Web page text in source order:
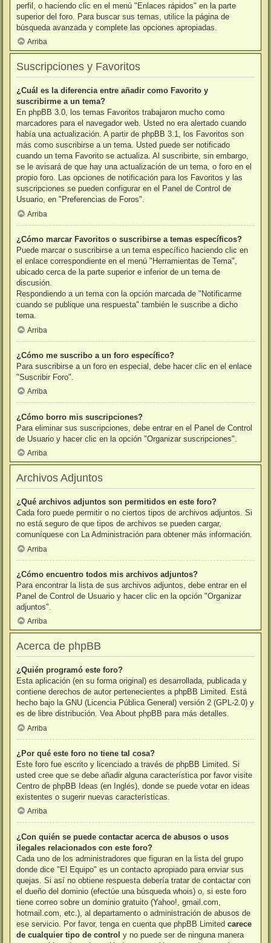
perfil, o haciendo clic en el menú "Enlaces rápidos" en la parte
superior del foro. Para buscar sus temas, utilice la página de
búsqueda avanzada y complete las opciones apropiadas.
Arriba
Suscripciones y Favoritos
¿Cuál es la diferencia entre añadir como Favorito y
suscribirme a un tema?
En phpBB 3.0, los temas Favoritos trabajaron mucho como
marcadores para el navegador web. Usted no era alertado cuando
había una actualización. A partir de phpBB 3.1, los Favoritos son
más como suscribirse a un tema. Usted puede ser notificado
cuando un tema Favorito se actualiza. Al suscribirte, sin embargo,
se le avisará de que hay una actualización de un tema, o foro en el
propio foro. Las opciones de notificación para los Favoritos y las
suscripciones se pueden configurar en el Panel de Control de
Usuario, en "Preferencias de Foros".
Arriba
¿Cómo marcar Favoritos o suscribirse a temas específicos?
Puede marcar o suscribirse a un tema específico haciendo clic en
el enlace correspondiente en el menú "Herramientas de Tema",
ubicado cerca de la parte superior e inferior de un tema de
discusión.
Respondiendo a un tema con la opción marcada de "Notificarme
cuando se publique una respuesta" también le suscribe a dicho
tema.
Arriba
¿Cómo me suscribo a un foro específico?
Para suscribirse a un foro en especial, debe hacer clic en el enlace
"Suscribir Foro".
Arriba
¿Cómo borro mis suscripciones?
Para eliminar sus suscripciones, debe entrar en el Panel de Control
de Usuario y hacer clic en la opción "Organizar suscripciones".
Arriba
Archivos Adjuntos
¿Qué archivos adjuntos son permitidos en este foro?
Cada foro puede permitir o no ciertos tipos de archivos adjuntos. Si
no está seguro de que tipos de archivos se pueden cargar,
comuníquese con La Administración para obtener más información.
Arriba
¿Cómo encuentro todos mis archivos adjuntos?
Para encontrar la lista de sus archivos adjuntos, debe entrar en el
Panel de Control de Usuario y hacer clic en la opción "Organizar
adjuntos".
Arriba
Acerca de phpBB
¿Quién programó este foro?
Esta aplicación (en su forma original) es desarrollada, publicada y
contiene derechos de autor pertenecientes a phpBB Limited. Está
hecho bajo la GNU (Licencia Pública General) versión 2 (GPL-2.0) y
es de libre distribución. Vea About phpBB para más detalles.
Arriba
¿Por qué este foro no tiene tal cosa?
Este foro fue escrito y licenciado a través de phpBB Limited. Si
usted cree que se debe añadir alguna característica por favor visite
Centro de phpBB Ideas (en Inglés), donde se puede votar en ideas
existentes o sugerir nuevas características.
Arriba
¿Con quién se puede contactar acerca de abusos o usos
ilegales relacionados con este foro?
Cada uno de los administradores que figuran en la lista del grupo
donde dice "El Equipo" es un contacto apropiado para enviar sus
quejas. Si así no obtiene respuesta debería tratar de contactar con
el dueño del dominio (efectúe una búsqueda whois) o, si este foro
tiene correo sobre un dominio gratuito (Yahoo!, gmail.com,
hotmail.com, etc.), al departamento o administración de abusos de
ese servicio. Por favor, tenga en cuenta que phpBB Limited carece
de cualquier tipo de control y no puede ser de ninguna manera